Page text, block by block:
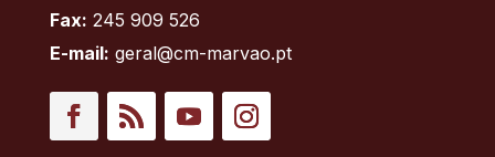
Fax: 245 909 526
E-mail: geral@cm-marvao.pt